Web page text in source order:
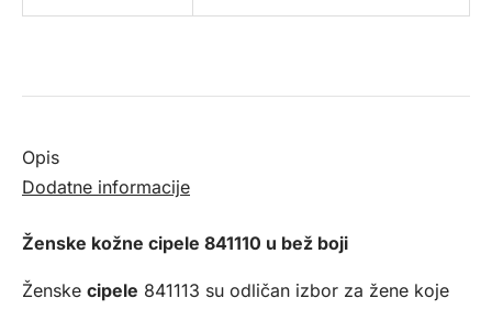
Opis
Dodatne informacije
Ženske kožne cipele 841110 u bež boji
Ženske cipele 841113 su odličan izbor za žene koje